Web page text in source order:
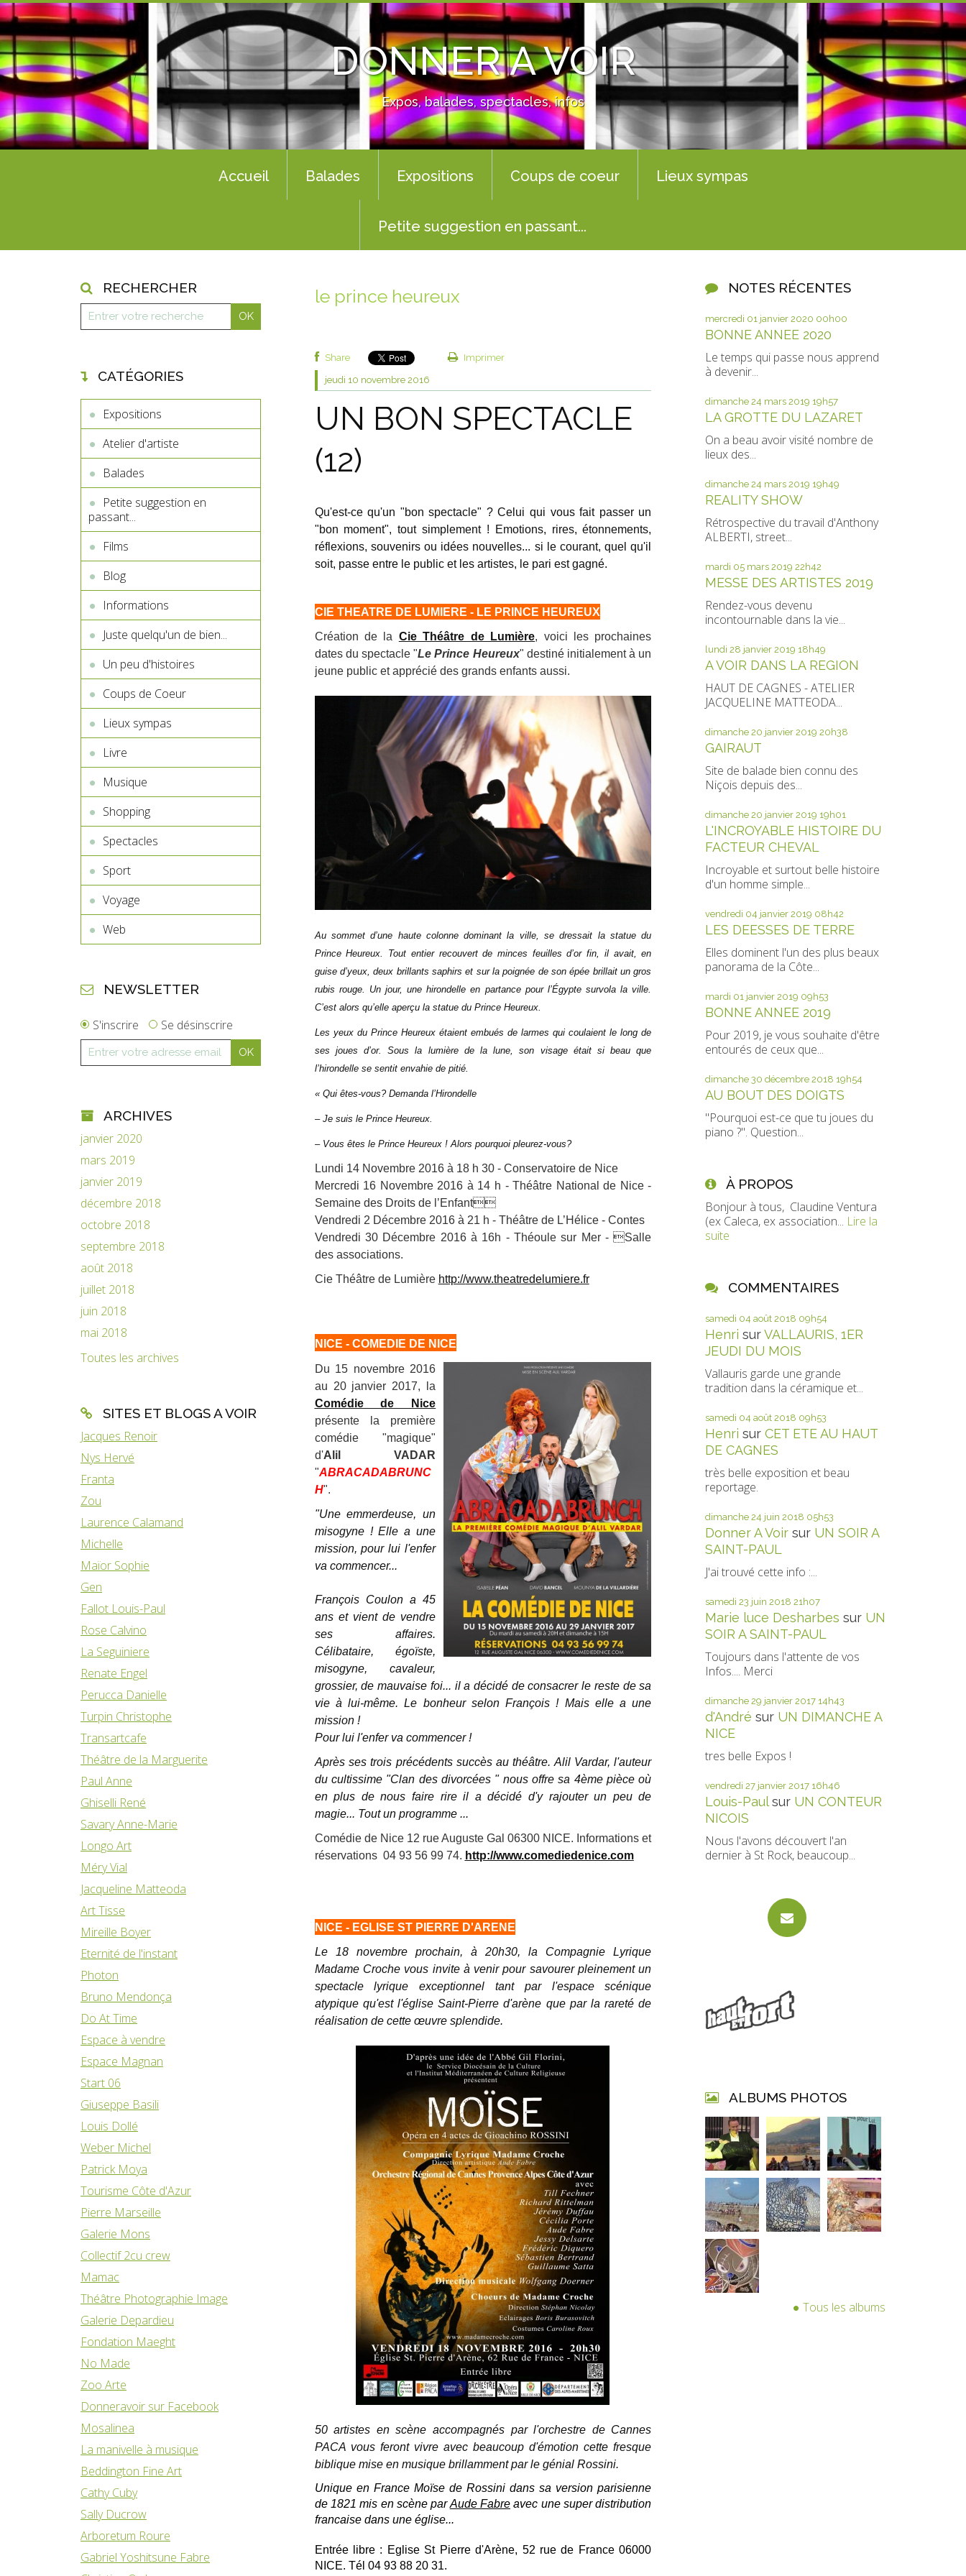
DONNER A VOIR
Expos, balades, spectacles, infos
Accueil Balades Expositions Coups de coeur Lieux sympas
Petite suggestion en passant...
RECHERCHER
CATÉGORIES
Expositions
Atelier d'artiste
Balades
Petite suggestion en
passant...
Films
Blog
Informations
Juste quelqu'un de bien...
Un peu d'histoires
Coups de Coeur
Lieux sympas
Livre
Musique
Shopping
Spectacles
Sport
Voyage
Web
NEWSLETTER
S'inscrire Se désinscrire
ARCHIVES
janvier 2020
mars 2019
janvier 2019
décembre 2018
octobre 2018
septembre 2018
août 2018
juillet 2018
juin 2018
mai 2018
Toutes les archives
SITES ET BLOGS A VOIR
Jacques Renoir
Nys Hervé
Franta
Zou
Laurence Calamand
Michelle
Maïor Sophie
Gen
Fallot Louis-Paul
Rose Calvino
La Seguiniere
Renate Engel
Perucca Danielle
Turpin Christophe
Transartcafe
Théâtre de la Marguerite
Paul Anne
Ghiselli René
Savary Anne-Marie
Longo Art
Méry Vial
Jacqueline Matteoda
Art Tisse
Mireille Boyer
Eternité de l'instant
Photon
Bruno Mendonça
Do At Time
Espace à vendre
Espace Magnan
Start 06
Giuseppe Basili
Louis Dollé
Weber Michel
Patrick Moya
Tourisme Côte d'Azur
Pierre Marseille
Galerie Mons
Collectif 2cu crew
Mamac
Théâtre Photographie Image
Galerie Depardieu
Fondation Maeght
No Made
Zoo Arte
Donneravoir sur Facebook
Mosalinea
La manivelle à musique
Beddington Fine Art
Cathy Cuby
Sally Ducrow
Arboretum Roure
Gabriel Yoshitsune Fabre
le prince heureux
Share Imprimer
jeudi 10 novembre 2016
UN BON SPECTACLE
(12)
Qu'est-ce qu'un "bon spectacle" ? Celui qui vous fait passer un
"bon moment", tout simplement ! Emotions, rires, étonnements,
réflexions, souvenirs ou idées nouvelles... si le courant, quel qu'il
soit, passe entre le public et les artistes, le pari est gagné.
CIE THEATRE DE LUMIERE - LE PRINCE HEUREUX
Création de la Cie Théâtre de Lumière, voici les prochaines
dates du spectacle "Le Prince Heureux" destiné initialement à un
jeune public et apprécié des grands enfants aussi.
Au sommet d’une haute colonne dominant la ville, se dressait la statue du
Prince Heureux. Tout entier recouvert de minces feuilles d’or fin, il avait, en
guise d’yeux, deux brillants saphirs et sur la poignée de son épée brillait un gros
rubis rouge. Un jour, une hirondelle en partance pour l’Égypte survola la ville.
C’est alors qu’elle aperçu la statue du Prince Heureux.
Les yeux du Prince Heureux étaient embués de larmes qui coulaient le long de
ses joues d’or. Sous la lumière de la lune, son visage était si beau que
l’hirondelle se sentit envahie de pitié.
« Qui êtes-vous? Demanda l’Hirondelle
– Je suis le Prince Heureux.
– Vous êtes le Prince Heureux ! Alors pourquoi pleurez-vous?
Lundi 14 Novembre 2016 à 18 h 30 - Conservatoire de Nice
Mercredi 16 Novembre 2016 à 14 h - Théâtre National de Nice -
Semaine des Droits de l’Enfant
Vendredi 2 Décembre 2016 à 21 h - Théâtre de L’Hélice - Contes
Vendredi 30 Décembre 2016 à 16h - Théoule sur Mer - Salle
des associations.
Cie Théâtre de Lumière http://www.theatredelumiere.fr
NICE - COMEDIE DE NICE
Du 15 novembre 2016
au 20 janvier 2017, la
Comédie de Nice
présente la première
comédie "magique"
d'Alil VADAR
"ABRACADABRUNC
H".
"Une emmerdeuse, un
misogyne ! Elle a une
mission, pour lui l'enfer
va commencer...
François Coulon a 45
ans et vient de vendre
ses affaires.
Célibataire, égoïste,
misogyne, cavaleur,
grossier, de mauvaise foi... il a décidé de consacrer le reste de sa
vie à lui-même. Le bonheur selon François ! Mais elle a une
mission !
Pour lui l'enfer va commencer !
Après ses trois précédents succès au théâtre. Alil Vardar, l'auteur
du cultissime "Clan des divorcées " nous offre sa 4ème pièce où
en plus de nous faire rire il a décidé d'y rajouter un peu de
magie... Tout un programme ...
Comédie de Nice 12 rue Auguste Gal 06300 NICE. Informations et
réservations 04 93 56 99 74. http://www.comediedenice.com
NICE - EGLISE ST PIERRE D'ARENE
Le 18 novembre prochain, à 20h30, la Compagnie Lyrique
Madame Croche vous invite à venir pour savourer pleinement un
spectacle lyrique exceptionnel tant par l'espace scénique
atypique qu'est l'église Saint-Pierre d'arène que par la rareté de
réalisation de cette œuvre splendide.
50 artistes en scène accompagnés par l'orchestre de Cannes
PACA vous feront vivre avec beaucoup d'émotion cette fresque
biblique mise en musique brillamment par le génial Rossini.
Unique en France Moïse de Rossini dans sa version parisienne
de 1821 mis en scène parAude Fabre avec une super distribution
francaise dans une église...
Entrée libre : Eglise St Pierre d'Arène, 52 rue de France 06000
NICE. Tél 04 93 88 20 31.
NOTES RÉCENTES
mercredi 01 janvier 2020 00h00
BONNE ANNEE 2020
Le temps qui passe nous apprend
à devenir...
dimanche 24 mars 2019 19h57
LA GROTTE DU LAZARET
On a beau avoir visité nombre de
lieux des...
dimanche 24 mars 2019 19h49
REALITY SHOW
Rétrospective du travail d'Anthony
ALBERTI, street...
mardi 05 mars 2019 22h42
MESSE DES ARTISTES 2019
Rendez-vous devenu
incontournable dans la vie...
lundi 28 janvier 2019 18h49
A VOIR DANS LA REGION
HAUT DE CAGNES - ATELIER
JACQUELINE MATTEODA...
dimanche 20 janvier 2019 20h38
GAIRAUT
Site de balade bien connu des
Niçois depuis des...
dimanche 20 janvier 2019 19h01
L'INCROYABLE HISTOIRE DU
FACTEUR CHEVAL
Incroyable et surtout belle histoire
d'un homme simple...
vendredi 04 janvier 2019 08h42
LES DEESSES DE TERRE
Elles dominent l'un des plus beaux
panorama de la Côte...
mardi 01 janvier 2019 09h53
BONNE ANNEE 2019
Pour 2019, je vous souhaite d'être
entourés de ceux que...
dimanche 30 décembre 2018 19h54
AU BOUT DES DOIGTS
"Pourquoi est-ce que tu joues du
piano ?". Question...
À PROPOS
Bonjour à tous, Claudine Ventura
(ex Caleca, ex association... Lire la
suite
COMMENTAIRES
samedi 04 août 2018 09h54
Henri surVALLAURIS, 1ER
JEUDI DU MOIS
Vallauris garde une grande
tradition dans la céramique et...
samedi 04 août 2018 09h53
Henri sur CET ETE AU HAUT
DE CAGNES
très belle exposition et beau
reportage.
dimanche 24 juin 2018 05h53
Donner A Voirsur UN SOIR A
SAINT-PAUL
J'ai trouvé cette info :...
samedi 23 juin 2018 21h07
Marie luce Desharbes sur UN
SOIR A SAINT-PAUL
Toujours dans l'attente de vos
Infos.... Merci
dimanche 29 janvier 2017 14h43
d'André sur UN DIMANCHE A
NICE
tres belle Expos !
vendredi 27 janvier 2017 16h46
Louis-Paulsur UN CONTEUR
NICOIS
Nous l'avons découvert l'an
dernier à St Rock, beaucoup...
ALBUMS PHOTOS
Tous les albums